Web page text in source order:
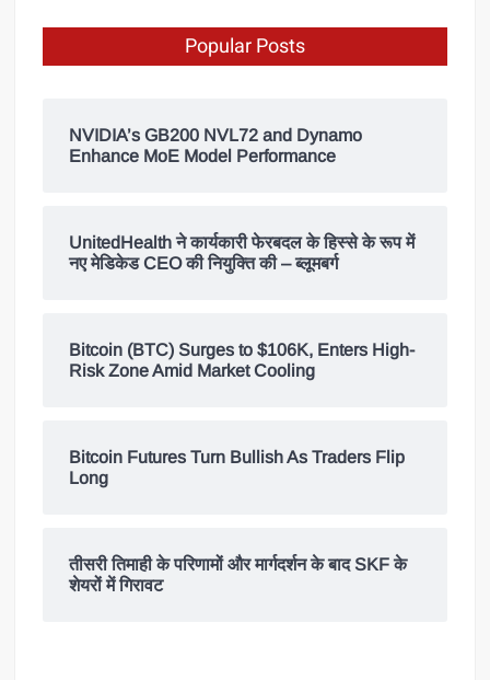
Popular Posts
NVIDIA’s GB200 NVL72 and Dynamo
Enhance MoE Model Performance
UnitedHealth ने कार्यकारी फेरबदल के हिस्से के रूप में
नए मेडिकेड CEO की नियुक्ति की – ब्लूमबर्ग
Bitcoin (BTC) Surges to $106K, Enters High-
Risk Zone Amid Market Cooling
Bitcoin Futures Turn Bullish As Traders Flip
Long
तीसरी तिमाही के परिणामों और मार्गदर्शन के बाद SKF के
शेयरों में गिरावट